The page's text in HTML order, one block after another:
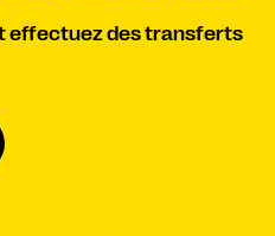
effectuez des transferts